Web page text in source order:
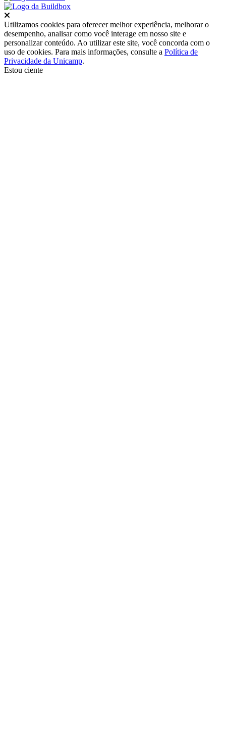
Utilizamos cookies para oferecer melhor experiência, melhorar o
desempenho, analisar como você interage em nosso site e
personalizar conteúdo. Ao utilizar este site, você concorda com o
uso de cookies. Para mais informações, consulte a Política de
Privacidade da Unicamp.
Estou ciente